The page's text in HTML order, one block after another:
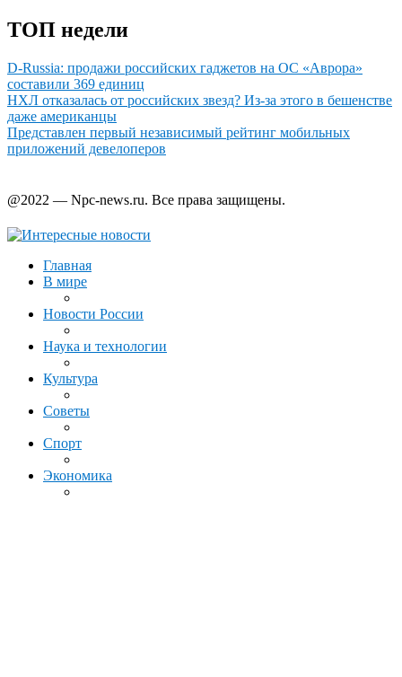
ТОП недели
D-Russia: продажи российских гаджетов на ОС «Аврора»
составили 369 единиц
НХЛ отказалась от российских звезд? Из-за этого в бешенстве
даже американцы
Представлен первый независимый рейтинг мобильных
приложений девелоперов
@2022 — Npc-news.ru. Все права защищены.
Главная
В мире
Новости России
Наука и технологии
Культура
Советы
Спорт
Экономика